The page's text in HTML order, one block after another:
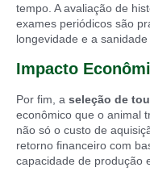
tempo. A avaliação de
exames periódicos são
longevidade e a
Impacto
Por fim, a seleção de
econômico que o animal
não só o custo de
retorno financeiro com
capacidade de produção